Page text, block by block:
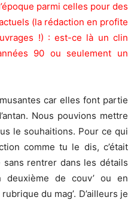
parmi celles pour des
(la rédaction en profite
!) : est-ce là un clin
90 ou seulement un
car elles font partie
Nous pouvions mettre
le souhaitions. Pour ce qui
comme tu le dis, c’était
rentrer dans les détails
de couv’ ou en
du mag’. D’ailleurs je